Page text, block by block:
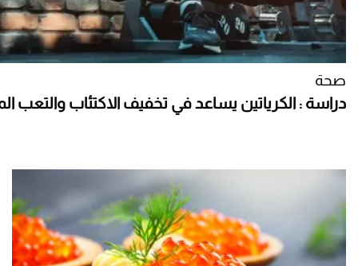
صحة
دراسة : الكرياتين يساعد في تخفيف الاكتئاب والتعب